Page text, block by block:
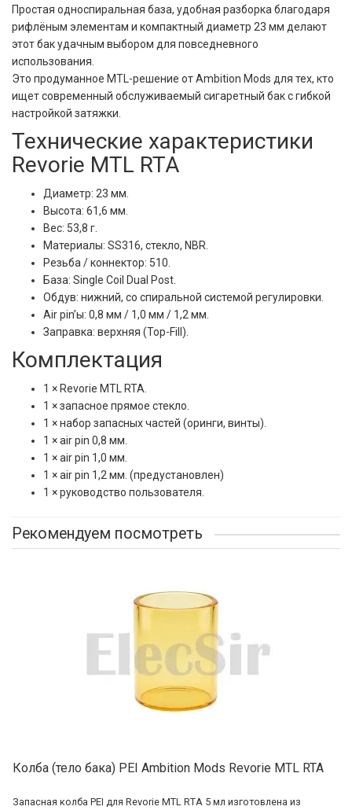
Простая односпиральная база, удобная разборка благодаря
рифлёным элементам и компактный диаметр 23 мм делают
этот бак удачным выбором для повседневного
использования.
Это продуманное MTL-решение от Ambition Mods для тех, кто
ищет современный обслуживаемый сигаретный бак с гибкой
настройкой затяжки.
Технические характеристики
Revorie MTL RTA
Диаметр: 23 мм.
Высота: 61,6 мм.
Вес: 53,8 г.
Материалы: SS316, стекло, NBR.
Резьба / коннектор: 510.
База: Single Coil Dual Post.
Обдув: нижний, со спиральной системой регулировки.
Air pin’ы: 0,8 мм / 1,0 мм / 1,2 мм.
Заправка: верхняя (Top-Fill).
Комплектация
1 × Revorie MTL RTA.
1 × запасное прямое стекло.
1 × набор запасных частей (оринги, винты).
1 × air pin 0,8 мм.
1 × air pin 1,0 мм.
1 × air pin 1,2 мм. (предустановлен)
1 × руководство пользователя.
Рекомендуем посмотреть
Колба (тело бака) PEI Ambition Mods Revorie MTL RTA
Запасная колба PEI для Revorie MTL RTA 5 мл изготовлена из